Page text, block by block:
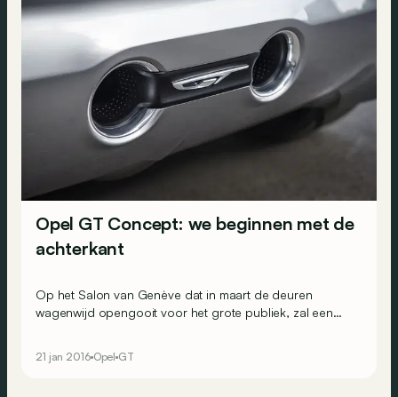
Opel GT Concept: we beginnen met de
achterkant
Op het Salon van Genève dat in maart de deuren
wagenwijd opengooit voor het grote publiek, zal een
21 jan 2016 Opel GT